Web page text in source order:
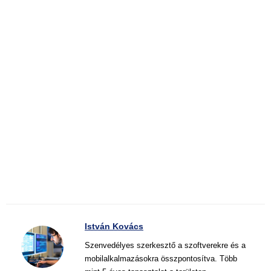
István Kovács
Szenvedélyes szerkesztő a szoftverekre és a
mobilalkalmazásokra összpontosítva. Több